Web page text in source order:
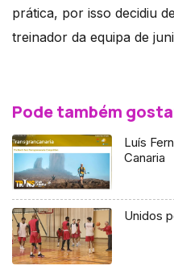
prática, por isso decidiu
treinador da equipa de
Pode também
Luís
Canaria
Unidos